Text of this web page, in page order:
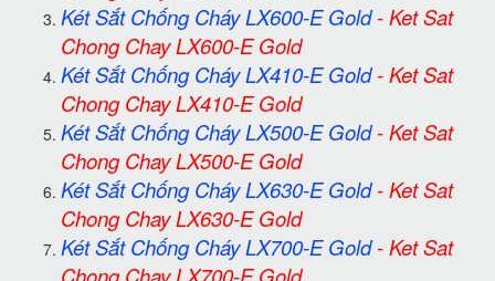
Két Sắt Chống Cháy LX600-E Gold-Ket Sat
Chong Chay LX600-E Gold
Két Sắt Chống Cháy LX410-E Gold-Ket Sat
Chong Chay LX410-E Gold
Két Sắt Chống Cháy LX500-E Gold-Ket Sat
Chong Chay LX500-E Gold
Két Sắt Chống Cháy LX630-E Gold-Ket Sat
Chong Chay LX630-E Gold
Két Sắt Chống Cháy LX700-E Gold-Ket Sat
Chong Chay LX700-E Gold